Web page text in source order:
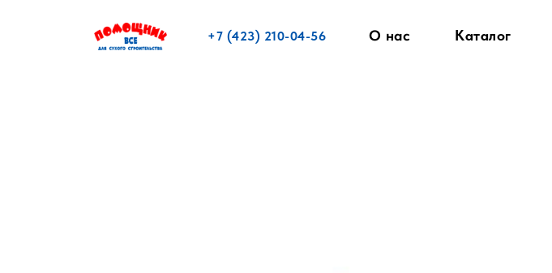
+7 (423) 210-04-56 О нас Каталог